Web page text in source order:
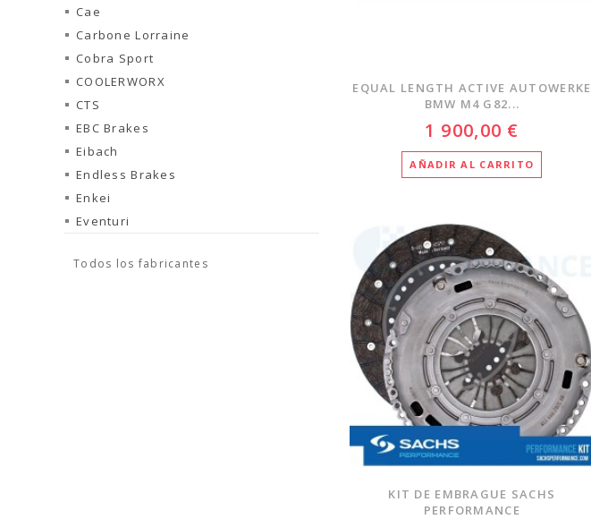
Cae
Carbone Lorraine
Cobra Sport
COOLERWORX
CTS
EBC Brakes
Eibach
Endless Brakes
Enkei
Eventuri
Todos los fabricantes
EQUAL LENGTH ACTIVE AUTOWERKE
BMW M4 G82...
1 900,00 €
AÑADIR AL CARRITO
KIT DE EMBRAGUE SACHS
PERFORMANCE